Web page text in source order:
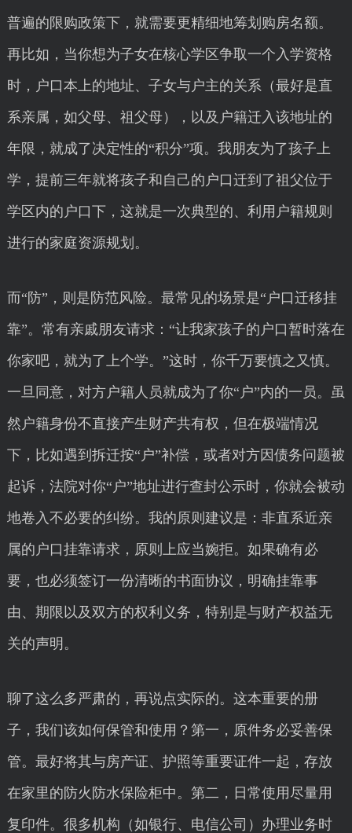
普遍的限购政策下，就需要更精细地筹划购房名额。
再比如，当你想为子女在核心学区争取一个入学资格
时，户口本上的地址、子女与户主的关系（最好是直
系亲属，如父母、祖父母），以及户籍迁入该地址的
年限，就成了决定性的“积分”项。我朋友为了孩子上
学，提前三年就将孩子和自己的户口迁到了祖父位于
学区内的户口下，这就是一次典型的、利用户籍规则
进行的家庭资源规划。
而“防”，则是防范风险。最常见的场景是“户口迁移挂
靠”。常有亲戚朋友请求：“让我家孩子的户口暂时落在
你家吧，就为了上个学。”这时，你千万要慎之又慎。
一旦同意，对方户籍人员就成为了你“户”内的一员。虽
然户籍身份不直接产生财产共有权，但在极端情况
下，比如遇到拆迁按“户”补偿，或者对方因债务问题被
起诉，法院对你“户”地址进行查封公示时，你就会被动
地卷入不必要的纠纷。我的原则建议是：非直系近亲
属的户口挂靠请求，原则上应当婉拒。如果确有必
要，也必须签订一份清晰的书面协议，明确挂靠事
由、期限以及双方的权利义务，特别是与财产权益无
关的声明。
聊了这么多严肃的，再说点实际的。这本重要的册
子，我们该如何保管和使用？第一，原件务必妥善保
管。最好将其与房产证、护照等重要证件一起，存放
在家里的防火防水保险柜中。第二，日常使用尽量用
复印件。很多机构（如银行、电信公司）办理业务时